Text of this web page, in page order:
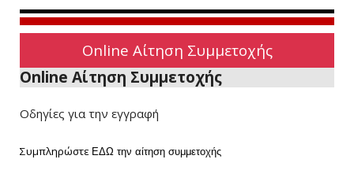
Online Αίτηση Συμμετοχής
Online Αίτηση Συμμετοχής
Οδηγίες για την εγγραφή
Συμπληρώστε ΕΔΩ την αίτηση συμμετοχής